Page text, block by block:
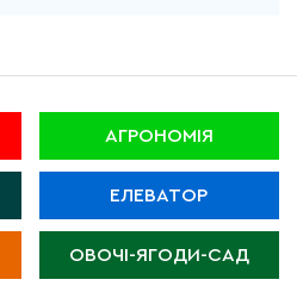
АГРОНОМІЯ
ЕЛЕВАТОР
ОВОЧІ-ЯГОДИ-САД